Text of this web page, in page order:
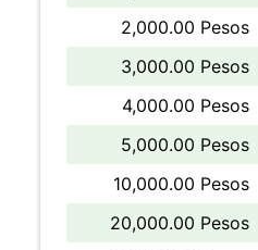
2,000.00 Pesos
3,000.00 Pesos
4,000.00 Pesos
5,000.00 Pesos
10,000.00 Pesos
20,000.00 Pesos